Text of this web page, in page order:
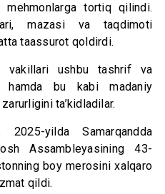
tortiq qilindi.
mazasi va taqdimoti
taassurot qoldirdi.
vakillari ushbu tashrif va
hamda bu kabi madaniy
ta’kidladilar.
yilda Samarqandda
Assambleyasining 43-
boy merosini xalqaro
qildi.